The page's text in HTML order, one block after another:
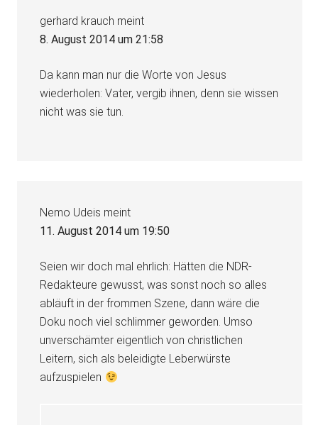
gerhard krauch meint
8. August 2014 um 21:58
Da kann man nur die Worte von Jesus
wiederholen: Vater, vergib ihnen, denn sie wissen
nicht was sie tun.
Nemo Udeis meint
11. August 2014 um 19:50
Seien wir doch mal ehrlich: Hätten die NDR-
Redakteure gewusst, was sonst noch so alles
abläuft in der frommen Szene, dann wäre die
Doku noch viel schlimmer geworden. Umso
unverschämter eigentlich von christlichen
Leitern, sich als beleidigte Leberwürste
aufzuspielen